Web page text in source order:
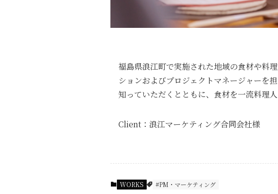
福島県浪江町で実施された地域の食材や料
ションおよびプロジェクトマネージャーを
知っていただくとともに、食材を一流料理
Client：浪江マーケティング合同会社様
WORKS #PM・マーケティング